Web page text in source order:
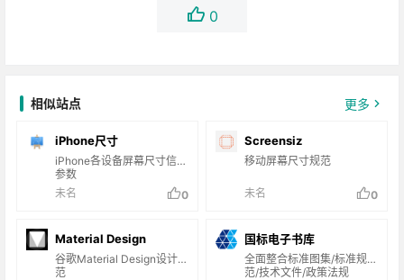
0
相似站点 更多
iPhone尺寸
iPhone各设备屏幕尺寸信息
参数
未名
0
Screensiz
移动屏幕尺寸规范
未名 0
Material Design
谷歌Material Design设计规
范
国标电子书库
全面整合标准图集/标准规
范/技术文件/政策法规